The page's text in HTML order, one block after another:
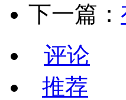
下一篇：
评论
推荐